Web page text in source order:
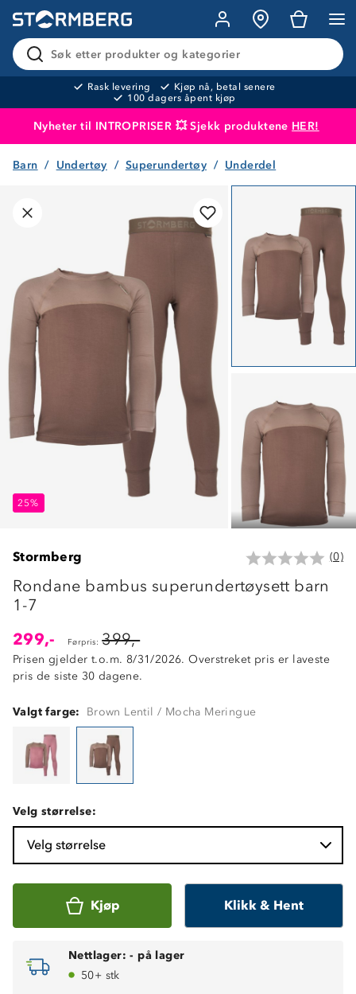
Søk etter produkter og kategorier
Rask levering
Kjøp nå, betal senere
100 dagers åpent kjøp
Nyheter til INTROPRISER 💥 Sjekk produktene HER!
Produktet er lagt i handlekurven Til kassen
Barn Undertøy Superundertøy Underdel
25% 25%
25%
Stormberg (0)
Rondane bambus superundertøysett barn
1-7
299,-
Førpris: 399,-
Prisen gjelder t.o.m. 8/31/2026. Overstreket pris er laveste
pris de siste 30 dagene.
Valgt farge: Brown Lentil / Mocha Meringue
Velg størrelse:
Velg størrelse
Kjøp Klikk & Hent
Nettlager: - på lager
50+ stk